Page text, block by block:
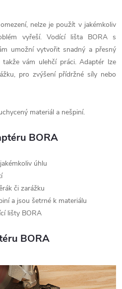
nelze je použít v jakémkoliv
vyřeší. Vodící lišta BORA s
umožní vytvořit snadný a přesný
vám ulehčí práci. Adaptér lze
pro zvýšení přídržné síly nebo
materiál a nešpiní.
BORA
úhlu
či zarážku
a jsou šetrné k materiálu
lišty BORA
BORA